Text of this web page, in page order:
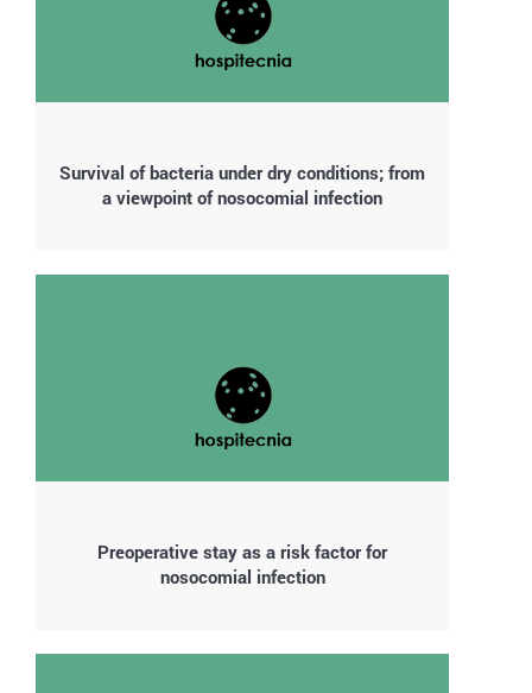
Survival of bacteria under dry conditions; from
a viewpoint of nosocomial infection
Preoperative stay as a risk factor for
nosocomial infection